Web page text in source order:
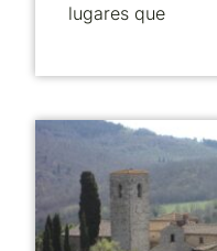
lugares que